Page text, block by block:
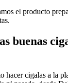
el producto
buenas
hacer cigalas a la